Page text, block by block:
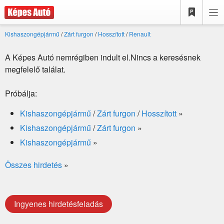
Kishaszongépjármű /Zárt furgon /Hosszított/Renault
A Képes Autó nemrégiben indult el.Nincs a keresésnek
megfelelő találat.
Próbálja:
Kishaszongépjármű /Zárt furgon /Hosszított »
Kishaszongépjármű /Zárt furgon »
Kishaszongépjármű »
Összes hirdetés »
Ingyenes hirdetésfeladás